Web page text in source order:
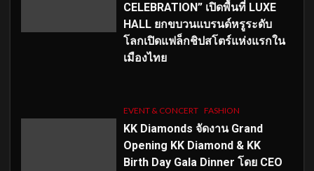
CELEBRATION” เปิดพื้นที่ LUXE
HALL ยกขบวนแบรนด์หรูระดับ
โลกเปิดแฟล็กชิปสโตร์แห่งแรกใน
เมืองไทย
EVENT & CONCERT FASHION
KK Diamonds จัดงาน Grand
Opening KK Diamond & KK
Birth Day Gala Dinner โดย CEO